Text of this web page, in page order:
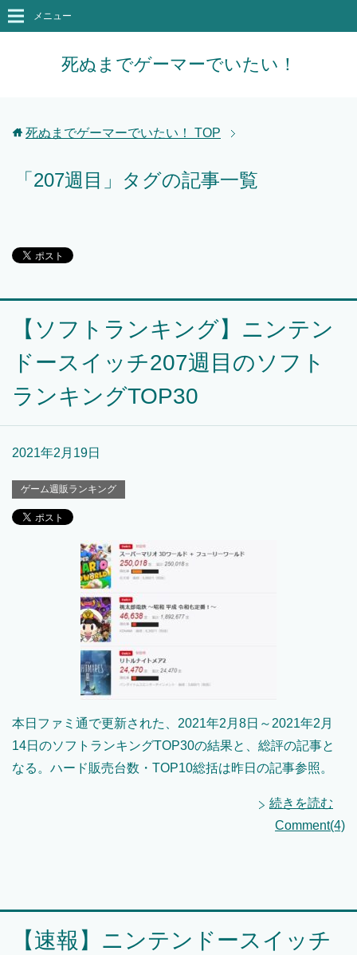
死ぬまでゲーマーでいたい！
メニュー
死ぬまでゲーマーでいたい！ TOP
「207週目」タグの記事一覧
【ソフトランキング】ニンテン
ドースイッチ207週目のソフト
ランキングTOP30
2021年2月19日
ゲーム週販ランキング
本日ファミ通で更新された、2021年2月8日～2021年2月
14日のソフトランキングTOP30の結果と、総評の記事と
なる。ハード販売台数・TOP10総括は昨日の記事参照。
続きを読む
Comment(4)
【速報】ニンテンドースイッチ